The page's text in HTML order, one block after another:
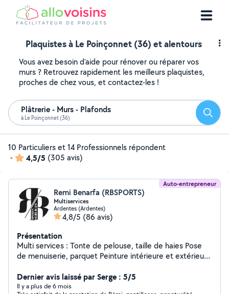
Plaquistes à Le Poinçonnet (36) et alentours
Vous avez besoin d'aide pour rénover ou réparer vos
murs ? Retrouvez rapidement les meilleurs plaquistes,
proches de chez vous, et contactez-les !
Plâtrerie - Murs - Plafonds
à Le Poinçonnet (36)
10 Particuliers et 14 Professionnels répondent
-
4,5/5 (305 avis)
Auto-entrepreneur
Remi Benarfa (RBSPORTS)
Multiservices
Ardentes (Ardentes)
4,8/5 (86 avis)
Présentation
Multi services : Tonte de pelouse, taille de haies Pose
de menuiserie, parquet Peinture intérieure et extérieure
placo, enduit, bandes N'hésitez pas à m'appeler pour
plus de renseignements. Société déclaré ''services à la
Dernier avis laissé par Serge : 5/5
Il y a plus de 6 mois